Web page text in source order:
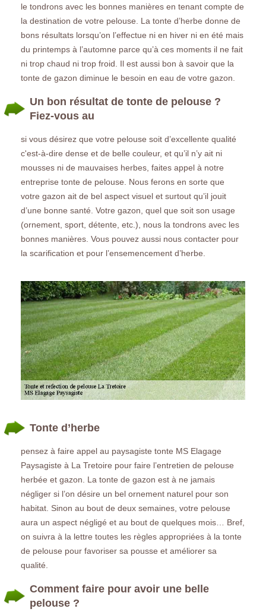
le tondrons avec les bonnes manières en tenant compte de
la destination de votre pelouse. La tonte d’herbe donne de
bons résultats lorsqu’on l’effectue ni en hiver ni en été mais
du printemps à l’automne parce qu’à ces moments il ne fait
ni trop chaud ni trop froid. Il est aussi bon à savoir que la
tonte de gazon diminue le besoin en eau de votre gazon.
Un bon résultat de tonte de pelouse ?
Fiez-vous au
si vous désirez que votre pelouse soit d’excellente qualité
c'est-à-dire dense et de belle couleur, et qu’il n’y ait ni
mousses ni de mauvaises herbes, faites appel à notre
entreprise tonte de pelouse. Nous ferons en sorte que
votre gazon ait de bel aspect visuel et surtout qu’il jouit
d’une bonne santé. Votre gazon, quel que soit son usage
(ornement, sport, détente, etc.), nous la tondrons avec les
bonnes manières. Vous pouvez aussi nous contacter pour
la scarification et pour l’ensemencement d’herbe.
Tonte d’herbe
pensez à faire appel au paysagiste tonte MS Elagage
Paysagiste à La Tretoire pour faire l’entretien de pelouse
herbée et gazon. La tonte de gazon est à ne jamais
négliger si l’on désire un bel ornement naturel pour son
habitat. Sinon au bout de deux semaines, votre pelouse
aura un aspect négligé et au bout de quelques mois… Bref,
on suivra à la lettre toutes les règles appropriées à la tonte
de pelouse pour favoriser sa pousse et améliorer sa
qualité.
Comment faire pour avoir une belle
pelouse ?